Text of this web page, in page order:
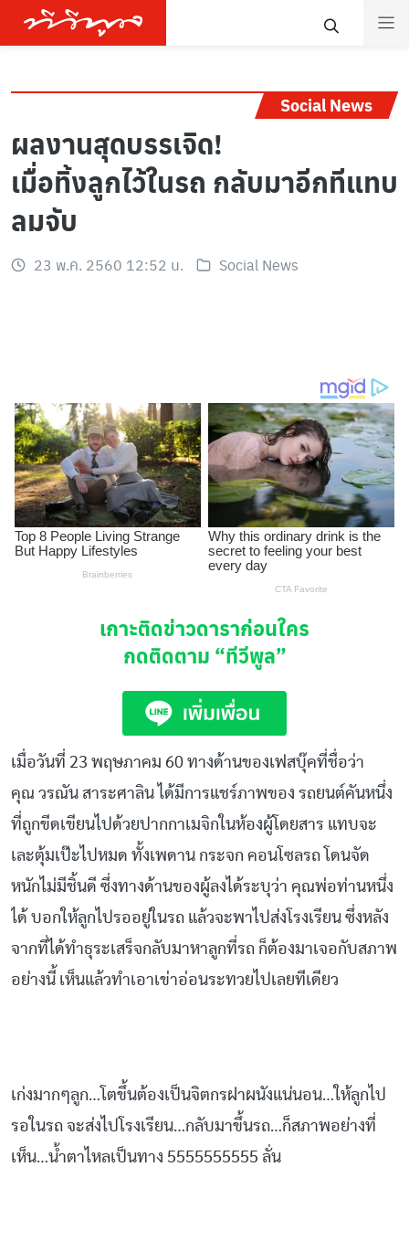
Social News
ผลงานสุดบรรเจิด!
เมื่อทิ้งลูกไว้ในรถ กลับมาอีกทีแทบ
ลมจับ
23 พ.ค. 2560 12:52 น. Social News
เกาะติดข่าวดาราก่อนใคร
กดติดตาม “ทีวีพูล”
เมื่อวันที่ 23 พฤษภาคม 60 ทางด้านของเฟสบุ๊คที่ชื่อว่า
คุณ วรณัน สาระศาลิน ได้มีการแชร์ภาพของ รถยนต์คันหนึ่ง
ที่ถูกขีดเขียนไปด้วยปากกาเมจิกในห้องผู้โดยสาร แทบจะ
เละตุ้มเป๊ะไปหมด ทั้งเพดาน กระจก คอนโซลรถ โดนจัด
หนักไม่มีชิ้นดี ซึ่งทางด้านของผู้ลงได้ระบุว่า คุณพ่อท่านหนึ่ง
ได้ บอกให้ลูกไปรออยู่ในรถ แล้วจะพาไปส่งโรงเรียน ซึ่งหลัง
จากที่ได้ทำธุระเสร็จกลับมาหาลูกที่รถ ก็ต้องมาเจอกับสภาพ
อย่างนี้ เห็นแล้วทำเอาเข่าอ่อนระทวยไปเลยทีเดียว
เก่งมากๆลูก…โตขึ้นต้องเป็นจิตกรฝาผนังแน่นอน…ให้ลูกไป
รอในรถ จะส่งไปโรงเรียน…กลับมาขึ้นรถ…ก็สภาพอย่างที่
เห็น…น้ำตาไหลเป็นทาง 5555555555 ลั่น